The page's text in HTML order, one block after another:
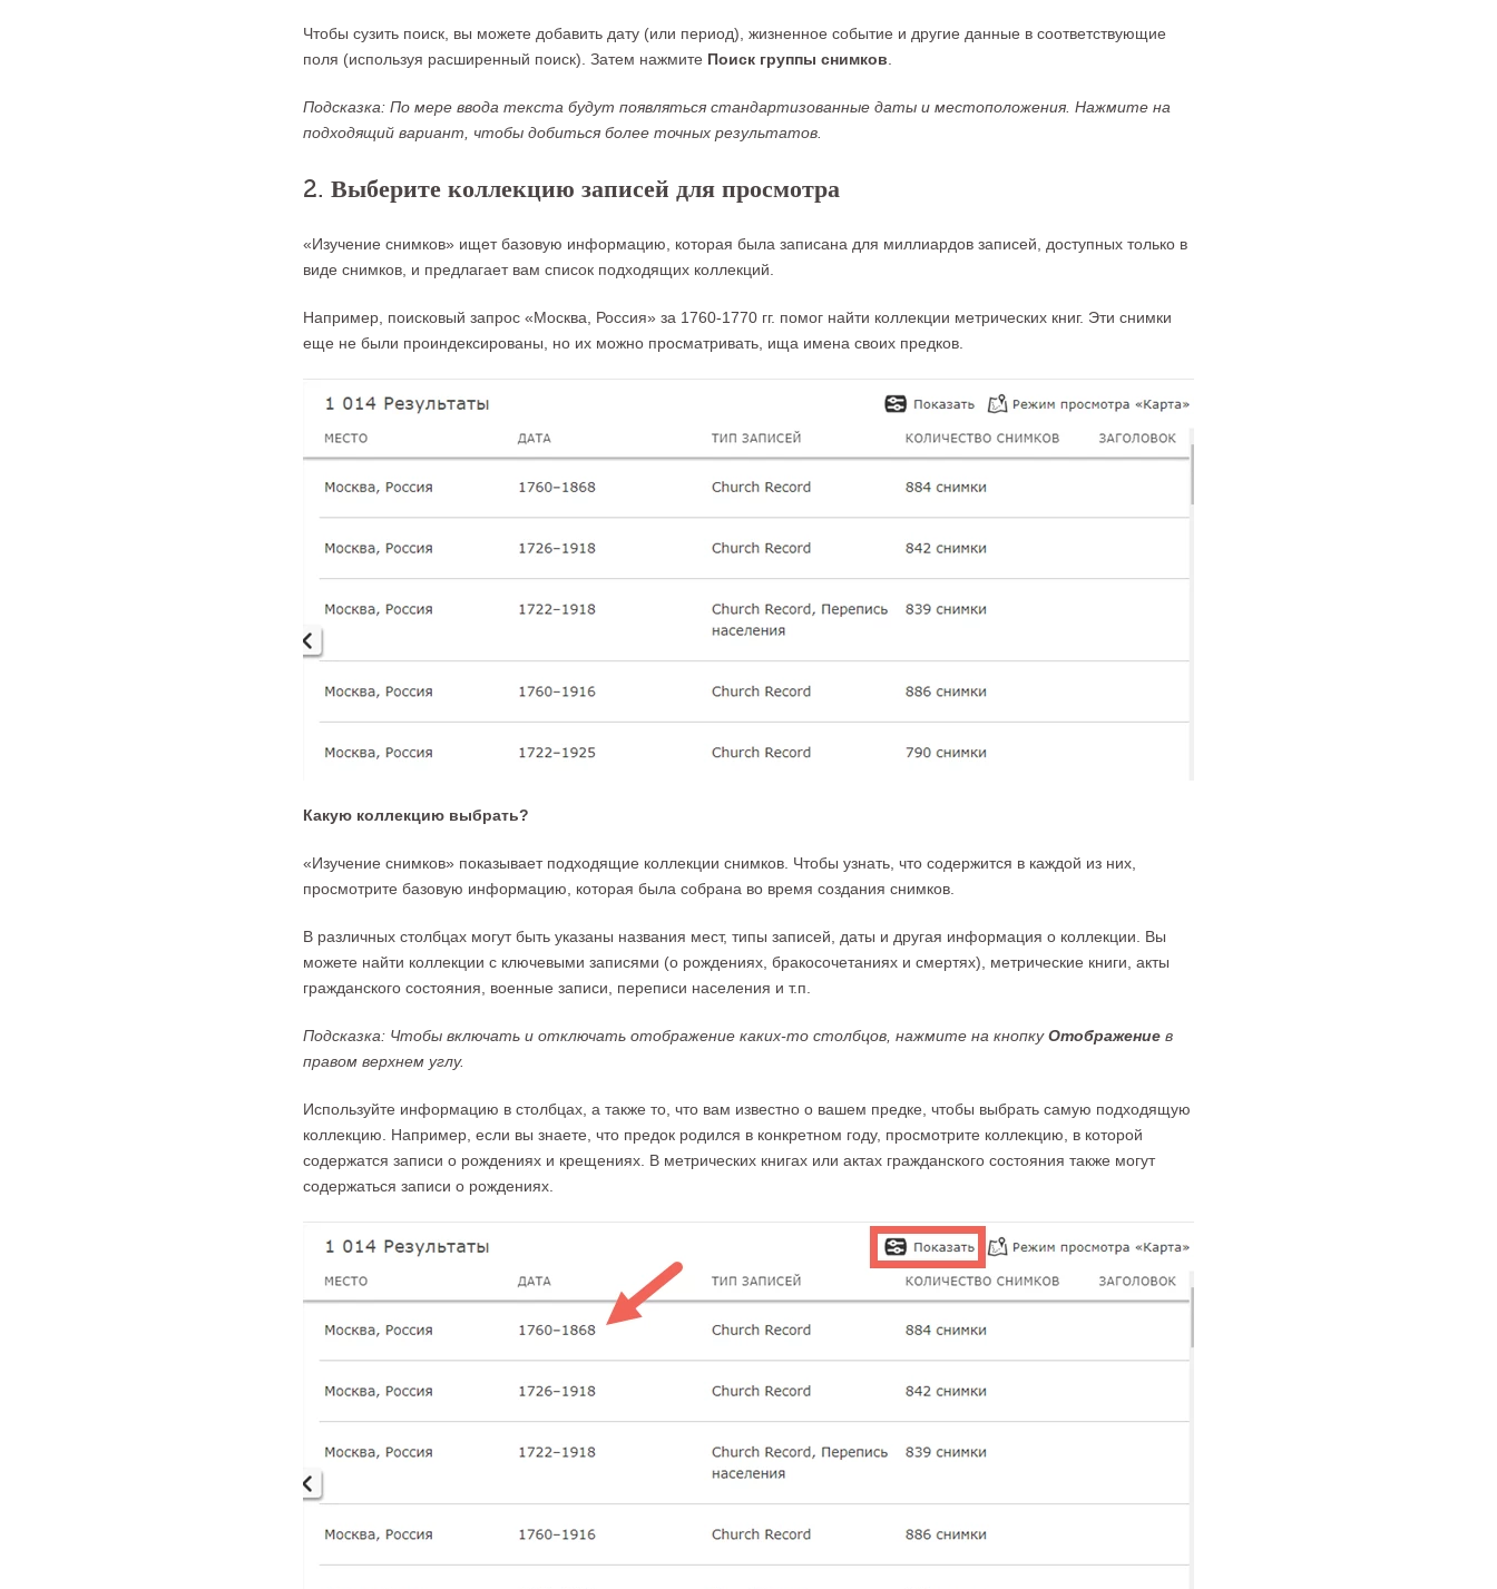
Чтобы сузить поиск, вы можете добавить дату (или период), жизненное событие и другие данные в соответствующие
поля (используя расширенный поиск). Затем нажмите Поиск группы снимков.
Подсказка: По мере ввода текста будут появляться стандартизованные даты и местоположения. Нажмите на
подходящий вариант, чтобы добиться более точных результатов.
2. Выберите коллекцию записей для просмотра
«Изучение снимков» ищет базовую информацию, которая была записана для миллиардов записей, доступных только в
виде снимков, и предлагает вам список подходящих коллекций.
Например, поисковый запрос «Москва, Россия» за 1760-1770 гг. помог найти коллекции метрических книг. Эти снимки
еще не были проиндексированы, но их можно просматривать, ища имена своих предков.
Какую коллекцию выбрать?
«Изучение снимков» показывает подходящие коллекции снимков. Чтобы узнать, что содержится в каждой из них,
просмотрите базовую информацию, которая была собрана во время создания снимков.
В различных столбцах могут быть указаны названия мест, типы записей, даты и другая информация о коллекции. Вы
можете найти коллекции с ключевыми записями (о рождениях, бракосочетаниях и смертях), метрические книги, акты
гражданского состояния, военные записи, переписи населения и т.п.
Подсказка: Чтобы включать и отключать отображение каких-то столбцов, нажмите на кнопкуОтображение в
правом верхнем углу.
Используйте информацию в столбцах, а также то, что вам известно о вашем предке, чтобы выбрать самую подходящую
коллекцию. Например, если вы знаете, что предок родился в конкретном году, просмотрите коллекцию, в которой
содержатся записи о рождениях и крещениях. В метрических книгах или актах гражданского состояния также могут
содержаться записи о рождениях.